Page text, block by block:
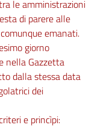
le amministrazioni
di parere alle
emanati.
giorno
nella Gazzetta
dalla stessa data
dei
e princìpi: